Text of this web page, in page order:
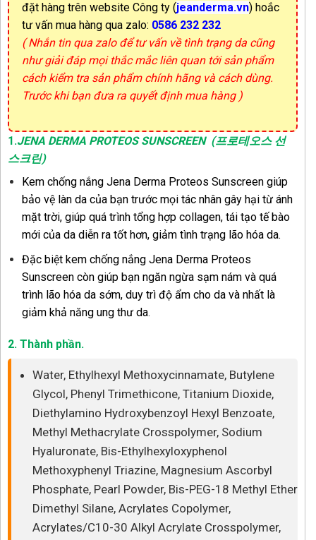
đặt hàng trên website Công ty (jeanderma.vn) hoắc
tư vấn mua hàng qua zalo: 0586 232 232
( Nhắn tin qua zalo để tư vấn về tình trạng da cũng
như giải đáp mọi thắc mắc liên quan tới sản phẩm
cách kiểm tra sản phẩm chính hãng và cách dùng.
Trước khi bạn đưa ra quyết định mua hàng )
1.JENA DERMA PROTEOS SUNSCREEN (프로테오스 선
스크린)
Kem chống nắng Jena Derma Proteos Sunscreen giúp
bảo vệ làn da của bạn trước mọi tác nhân gây hại từ ánh
mặt trời, giúp quá trình tổng hợp collagen, tái tạo tế bào
mới của da diễn ra tốt hơn, giảm tình trạng lão hóa da.
Đặc biệt kem chống nắng Jena Derma Proteos
Sunscreen còn giúp bạn ngăn ngừa sạm nám và quá
trình lão hóa da sớm, duy trì độ ẩm cho da và nhất là
giảm khả năng ung thư da.
2. Thành phần.
Water, Ethylhexyl Methoxycinnamate, Butylene
Glycol, Phenyl Trimethicone, Titanium Dioxide,
Diethylamino Hydroxybenzoyl Hexyl Benzoate,
Methyl Methacrylate Crosspolymer, Sodium
Hyaluronate, Bis-Ethylhexyloxyphenol
Methoxyphenyl Triazine, Magnesium Ascorbyl
Phosphate, Pearl Powder, Bis-PEG-18 Methyl Ether
Dimethyl Silane, Acrylates Copolymer,
Acrylates/C10-30 Alkyl Acrylate Crosspolymer,